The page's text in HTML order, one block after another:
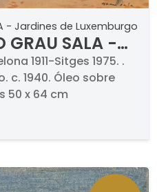
- Jardines de Luxemburgo
GRAU SALA -
1911-Sitges 1975. .
c. 1940. Óleo sobre
50 x 64 cm